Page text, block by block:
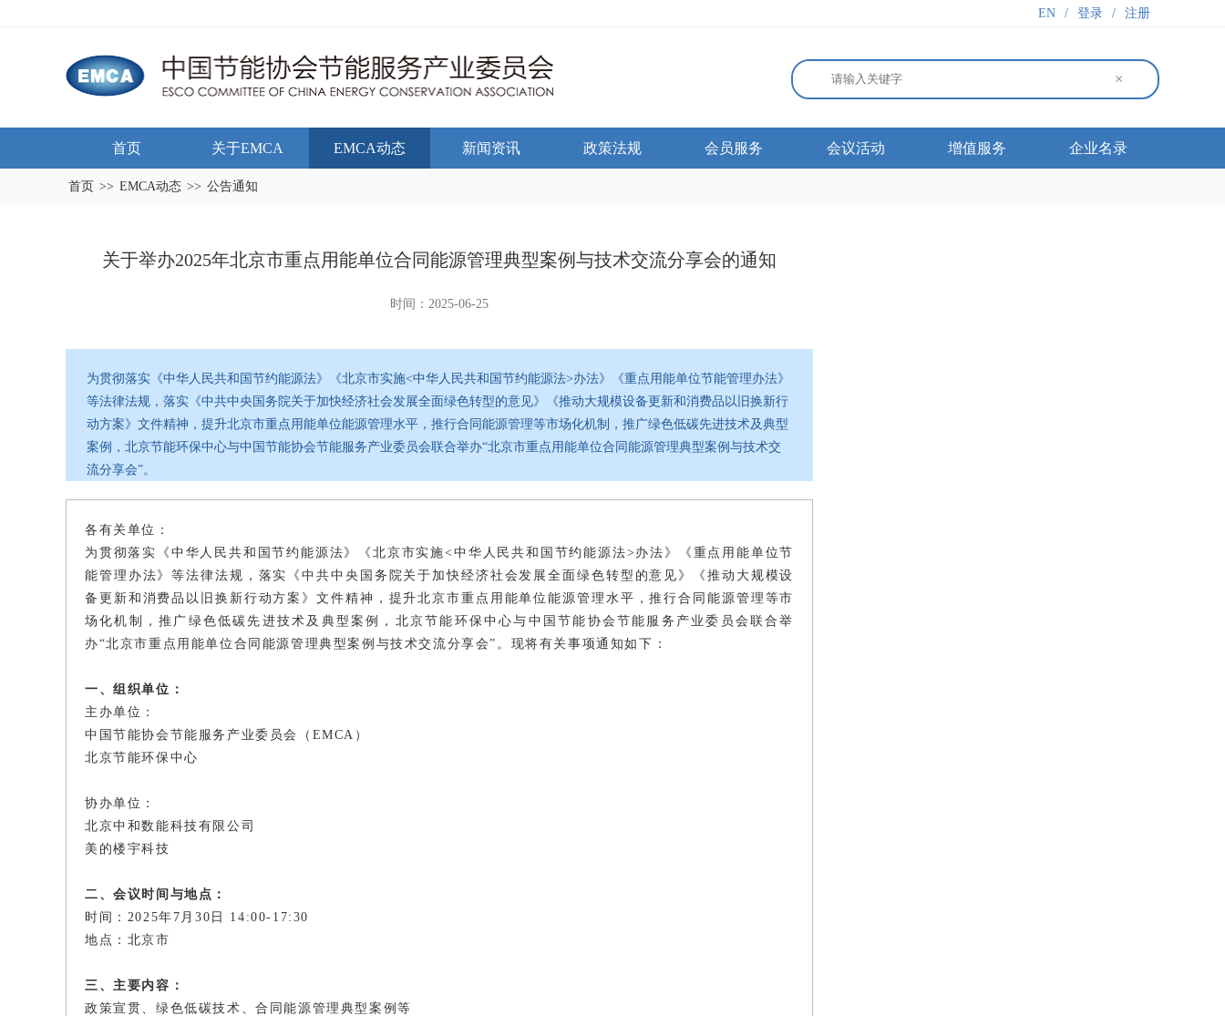
EN / 登录 / 注册
×
首页 关于EMCA EMCA动态 新闻资讯 政策法规 会员服务 会议活动 增值服务 企业名录
首页 >> EMCA动态 >> 公告通知
关于举办2025年北京市重点用能单位合同能源管理典型案例与技术交流分享会的通知
时间：2025-06-25
为贯彻落实《中华人民共和国节约能源法》《北京市实施<中华人民共和国节约能源法>办法》《重点用能单位节能管理办法》
等法律法规，落实《中共中央国务院关于加快经济社会发展全面绿色转型的意见》《推动大规模设备更新和消费品以旧换新行
动方案》文件精神，提升北京市重点用能单位能源管理水平，推行合同能源管理等市场化机制，推广绿色低碳先进技术及典型
案例，北京节能环保中心与中国节能协会节能服务产业委员会联合举办“北京市重点用能单位合同能源管理典型案例与技术交
流分享会”。
各有关单位：
为贯彻落实《中华人民共和国节约能源法》《北京市实施<中华人民共和国节约能源法>办法》《重点用能单位节
能管理办法》等法律法规，落实《中共中央国务院关于加快经济社会发展全面绿色转型的意见》《推动大规模设
备更新和消费品以旧换新行动方案》文件精神，提升北京市重点用能单位能源管理水平，推行合同能源管理等市
场化机制，推广绿色低碳先进技术及典型案例，北京节能环保中心与中国节能协会节能服务产业委员会联合举
办“北京市重点用能单位合同能源管理典型案例与技术交流分享会”。现将有关事项通知如下：
一、组织单位：
主办单位：
中国节能协会节能服务产业委员会（EMCA）
北京节能环保中心
协办单位：
北京中和数能科技有限公司
美的楼宇科技
二、会议时间与地点：
时间：2025年7月30日 14:00-17:30
地点：北京市
三、主要内容：
政策宣贯、绿色低碳技术、合同能源管理典型案例等